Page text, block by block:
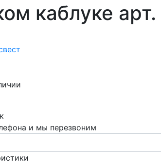
каблуке
и мы перезвоним